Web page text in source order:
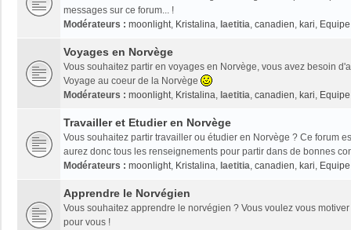
messages sur ce forum... !
Modérateurs : moonlight, Kristalina, laetitia, canadien, kari,
Voyages en Norvège
Vous souhaitez partir en voyages en Norvège, vous avez besoin
Voyage au coeur de la Norvège
Modérateurs : moonlight, Kristalina, laetitia, canadien, kari,
Travailler et Etudier en Norvège
Vous souhaitez partir travailler ou étudier en Norvège ? Ce forum
aurez donc tous les renseignements pour partir dans de bonnes
Modérateurs : moonlight, Kristalina, laetitia, canadien, kari,
Apprendre le Norvégien
Vous souhaitez apprendre le norvégien ? Vous voulez vous
pour vous !